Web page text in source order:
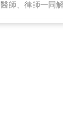
醫師、律師一同解